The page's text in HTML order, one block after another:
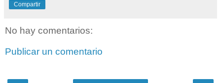
Compartir
No hay comentarios:
Publicar un comentario